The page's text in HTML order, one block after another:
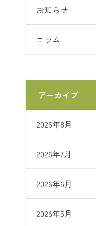
お知らせ
コラム
アーカイブ
2026年8月
2026年7月
2026年6月
2026年5月